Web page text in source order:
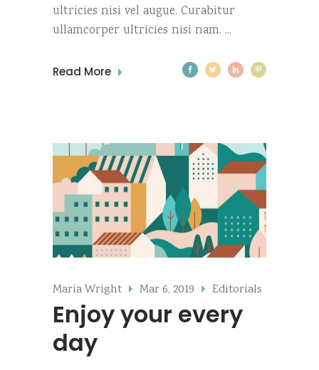
ultricies nisi vel augue. Curabitur
ullamcorper ultricies nisi nam.
Read More
Maria Wright Mar 6, 2019 Editorials
Enjoy your every
day